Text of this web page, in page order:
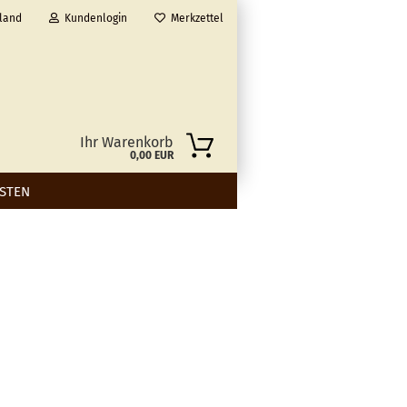
Kundenlogin Merkzettel
Ihr Warenkorb
0,00 EUR